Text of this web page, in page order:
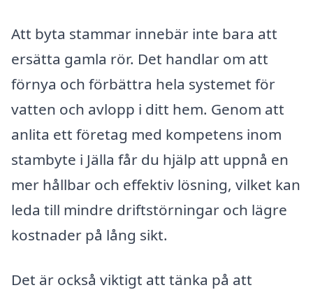
Att byta stammar innebär inte bara att
ersätta gamla rör. Det handlar om att
förnya och förbättra hela systemet för
vatten och avlopp i ditt hem. Genom att
anlita ett företag med kompetens inom
stambyte i Jälla får du hjälp att uppnå en
mer hållbar och effektiv lösning, vilket kan
leda till mindre driftstörningar och lägre
kostnader på lång sikt.
Det är också viktigt att tänka på att